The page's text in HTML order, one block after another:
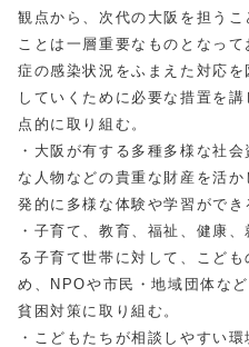
観点から、次代の大阪を担う
ことは一層重要なものとなっ
症の感染状況をふまえた対応
していくために必要な措置を
点的に取り組む。
・大阪が有する多種多様な社
な人物などの貴重な財産を活
発的に多様な体験や学習ができ
・子育て、教育、福祉、健康
る子育て世帯に対して、こど
め、NPOや市民・地域団体な
貧困対策に取り組む。
・こどもたちが相談しやすい